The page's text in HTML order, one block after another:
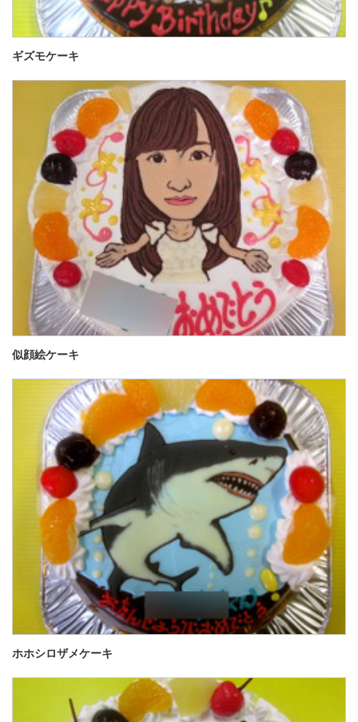
ギズモケーキ
似顔絵ケーキ
ホホシロザメケーキ